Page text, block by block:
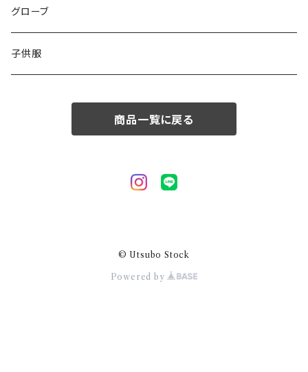
50/XL～
48/L
50/XL～
46/M
48/L
グローブ
子供服
商品一覧に戻る
© Utsubo Stock
Powered by